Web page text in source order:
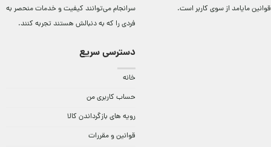
قوانین مایامداز سوی کاربر است.
سرانجام می‌توانند کيفيت و خدمات منحصر به
فردی را که به دنبالش هستند تجربه کنند.
دسترسی سریع
خانه
حساب کاربری من
رویه های بازگرداندن کالا
قوانین و مقررات